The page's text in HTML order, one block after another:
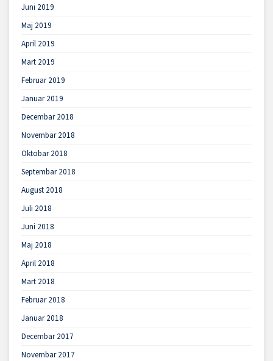
Juni 2019
Maj 2019
April 2019
Mart 2019
Februar 2019
Januar 2019
Decembar 2018
Novembar 2018
Oktobar 2018
Septembar 2018
August 2018
Juli 2018
Juni 2018
Maj 2018
April 2018
Mart 2018
Februar 2018
Januar 2018
Decembar 2017
Novembar 2017